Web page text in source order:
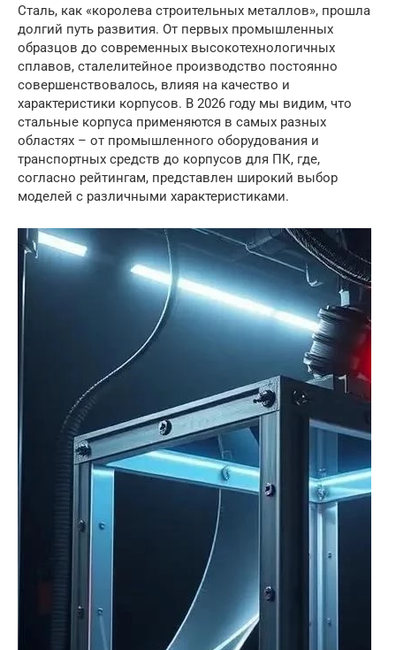
Сталь, как «королева строительных металлов», прошла
долгий путь развития. От первых промышленных
образцов до современных высокотехнологичных
сплавов, сталелитейное производство постоянно
совершенствовалось, влияя на качество и
характеристики корпусов. В 2026 году мы видим, что
стальные корпуса применяются в самых разных
областях – от промышленного оборудования и
транспортных средств до корпусов для ПК, где,
согласно рейтингам, представлен широкий выбор
моделей с различными характеристиками.